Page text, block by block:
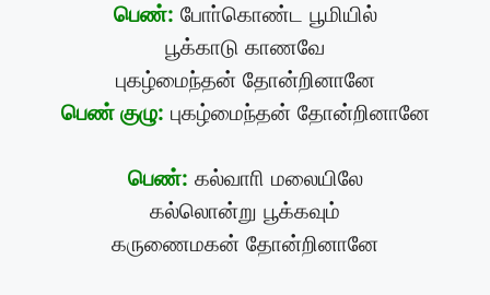
பெண்: போா்கொண்ட பூமியில்
பூக்காடு காணவே
புகழ்மைந்தன் தோன்றினானே
பெண் குழு: புகழ்மைந்தன் தோன்றினானே
பெண்: கல்வாாி மலையிலே
கல்லொன்று பூக்கவும்
கருணைமகன் தோன்றினானே